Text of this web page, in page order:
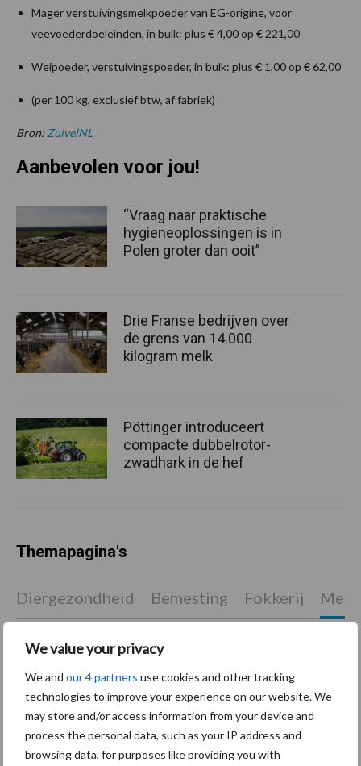
We value your privacy
We and our 4 partners use cookies and other tracking
technologies to improve your experience on our website. We
may store and/or access information from your device and
process the personal data, such as your IP address and
browsing data, for purposes like providing you with
Mager verstuivingsmelkpoeder van EG-origine, voor
veevoederdoeleinden, in bulk: plus € 4,00 op € 221,00
Weipoeder, verstuivingspoeder, in bulk: plus € 1,00 op € 62,00
(per 100 kg, exclusief btw, af fabriek)
Bron: ZuivelNL
Aanbevolen voor jou!
“Vraag naar praktische
hygieneoplossingen is in
Polen groter dan ooit”
Drie Franse bedrijven over
de grens van 14.000
kilogram melk
Pöttinger introduceert
compacte dubbelrotor-
zwadhark in de hef
Themapagina's
Diergezondheid Bemesting Fokkerij
Bedrijfsnieuws
Ligbox &
Voerhekken